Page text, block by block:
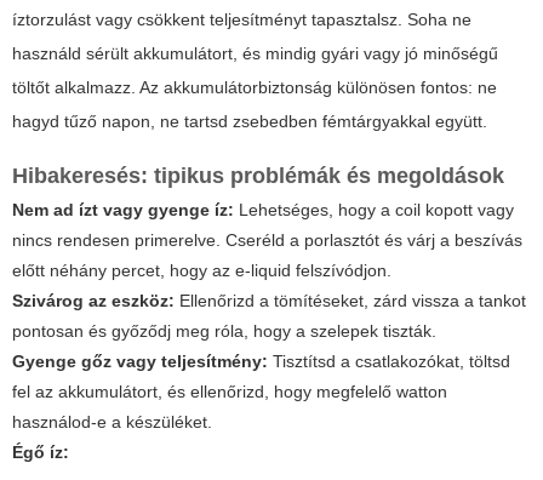
íztorzulást vagy csökkent teljesítményt tapasztalsz. Soha ne
használd sérült akkumulátort, és mindig gyári vagy jó minőségű
töltőt alkalmazz. Az akkumulátorbiztonság különösen fontos: ne
hagyd tűző napon, ne tartsd zsebedben fémtárgyakkal együtt.
Hibakeresés: tipikus problémák és megoldások
Nem ad ízt vagy gyenge íz: Lehetséges, hogy a coil kopott vagy
nincs rendesen primerelve. Cseréld a porlasztót és várj a beszívás
előtt néhány percet, hogy az e-liquid felszívódjon.
Szivárog az eszköz: Ellenőrizd a tömítéseket, zárd vissza a tankot
pontosan és győződj meg róla, hogy a szelepek tiszták.
Gyenge gőz vagy teljesítmény: Tisztítsd a csatlakozókat, töltsd
fel az akkumulátort, és ellenőrizd, hogy megfelelő watton
használod-e a készüléket.
Égő íz: